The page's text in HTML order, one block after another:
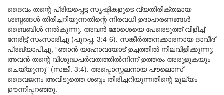
ദൈവം തന്റെ പ്രിയപ്പെട്ട സൃഷ്ടികളുടെ വ്യതിരിക്തമായ
ശബ്ദങ്ങൾ തിരിച്ചറിയുന്നതിന്റെ നിരവധി ഉദാഹരണങ്ങൾ
ബൈബിൾ നൽകുന്നു. അവൻ മോശെയെ പേരെടുത്ത് വിളിച്ച്
നേരിട്ട് സംസാരിച്ചു (പുറപ്പ. 3:4-6). സങ്കീർത്തനക്കാരനായ ദാവീദ്
പ്രഖ്യാപിച്ചു, “ഞാൻ യഹോവയോട് ഉച്ചത്തിൽ നിലവിളിക്കുന്നു;
അവൻ തന്റെ വിശുദ്ധപർവതത്തിൽനിന്ന് ഉത്തരം അരുളുകയും
ചെയ്യുന്നു” (സങ്കീ. 3:4). അപ്പൊസ്തലനായ പൗലൊസ്
ദൈവജനം അവിടുത്തെ ശബ്ദം തിരിച്ചറിയുന്നതിന്റെ മൂല്യം
ഊന്നിപ്പറഞ്ഞു.